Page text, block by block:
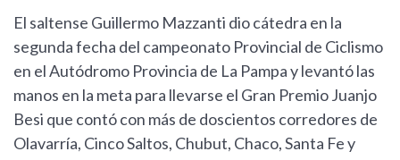
El saltense Guillermo Mazzanti dio cátedra en la
segunda fecha del campeonato Provincial de Ciclismo
en el Autódromo Provincia de La Pampa y levantó las
manos en la meta para llevarse el Gran Premio Juanjo
Besi que contó con más de doscientos corredores de
Olavarría, Cinco Saltos, Chubut, Chaco, Santa Fe y